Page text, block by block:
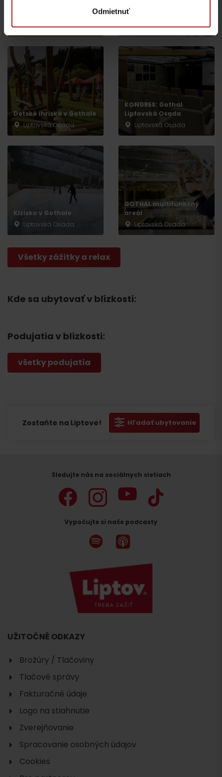
Odmietnuť
Liptovská Osada
Vodný svet GOTHAL
Liptovská Osada
Detské ihriská v Gothale
Liptovská Osada
KONGRES: Gothal
Liptovská Osada
Liptovská Osada
Klzisko v Gothale
Liptovská Osada
GOTHAL multifunkčný
areál
Liptovská Osada
Všetky zážitky a relax
Kde sa ubytovať v blízkosti:
Podujatia v blízkosti:
všetky podujatia
Zostaňte na Liptove! Hľadať ubytovanie
Odchod
Sledujte nás na sociálnych sietiach
Vypočujte si naše podcasty
UŽITOČNÉ ODKAZY
Brožúry / Tlačoviny
Tlačové správy
Fakturačné údaje
Logo na stiahnutie
Zverejňovanie
Spracovanie osobných údajov
Cookies